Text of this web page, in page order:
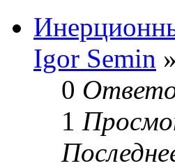
Igor Semin
0
1